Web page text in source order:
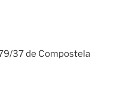
37 de Compostela